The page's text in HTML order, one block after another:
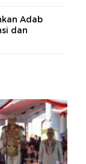
Adab
dan